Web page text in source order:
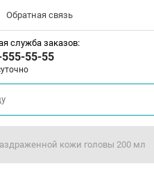
Обратная связь
служба заказов:
55-55
кожи головы 200 мл